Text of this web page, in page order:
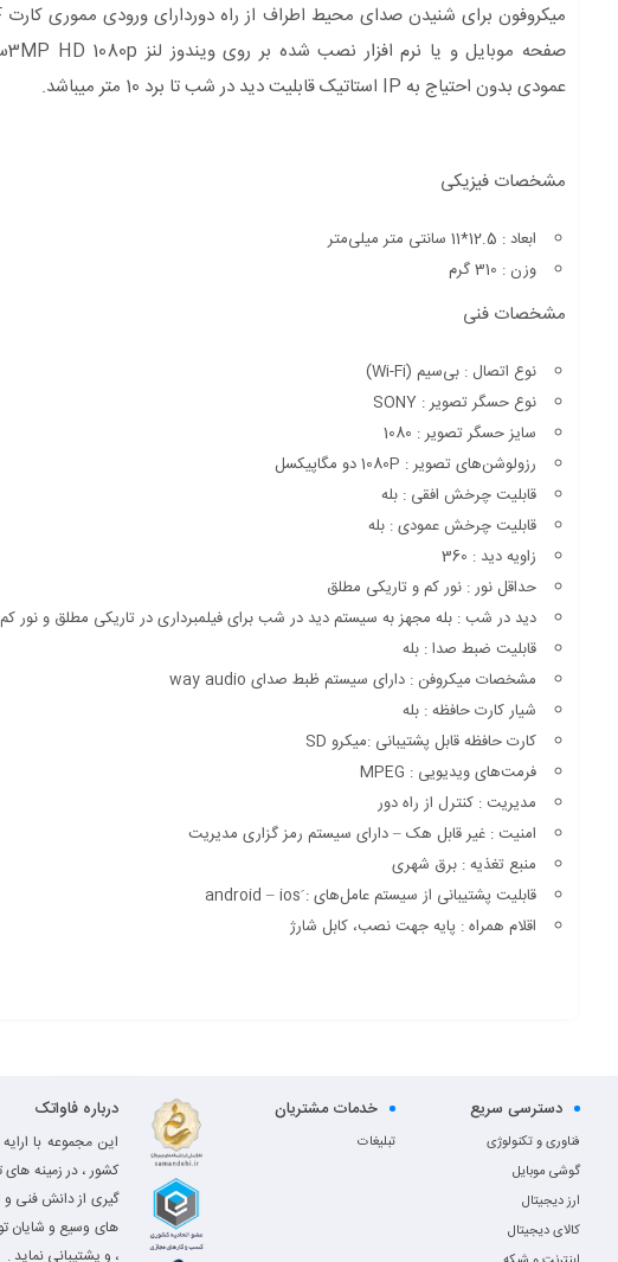
عمودی بدون احتیاج به IP استاتیک قابلیت دید در شب تا برد 10 متر میباشد.
مشخصات فیزیکی
ابعاد : 12.5*11 سانتی متر میلی‌متر
وزن : 310 گرم
مشخصات فنی
نوع اتصال : بی‌سیم (Wi-Fi)
نوع حسگر تصویر : SONY
سایز حسگر تصویر : 1080
رزولوشن‌های تصویر : 1080P دو مگاپیکسل
قابلیت چرخش افقی : بله
قابلیت چرخش عمودی : بله
زاویه دید : 360
حداقل نور : نور کم و تاریکی مطلق
دید در شب : بله مجهز به سیستم دید در شب برای فیلمبرداری در تاریکی مطلق و نور کم
قابلیت ضبط صدا : بله
مشخصات میکروفن : دارای سیستم ظبط صدای way audio
شیار کارت حافظه : بله
کارت حافظه‌ قابل پشتیبانی :میکرو SD
فرمت‌های ویدیویی : MPEG
مدیریت : کنترل از راه دور
امنیت : غیر قابل هک – دارای سیستم رمز گزاری مدیریت
منبع تغذیه : برق شهری
قابلیت پشتیبانی از سیستم عامل‌های : َandroid – ios
اقلام همراه : پایه جهت نصب، کابل شارژ
دسترسی سریع
فناوری و تکنولوژی
گوشی موبایل
ارز دیجیتال
کالای دیجیتال
خدمات مشتریان
تبلیغات
درباره فاواتک
این مجموعه با
کشور ، در زمینه
گیری از دانش فنی
های وسیع و شایان
، و پشتیبانی نماید .